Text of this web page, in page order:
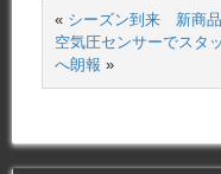
« シーズン到来 新商
空気圧センサーでスタ
へ朗報 »